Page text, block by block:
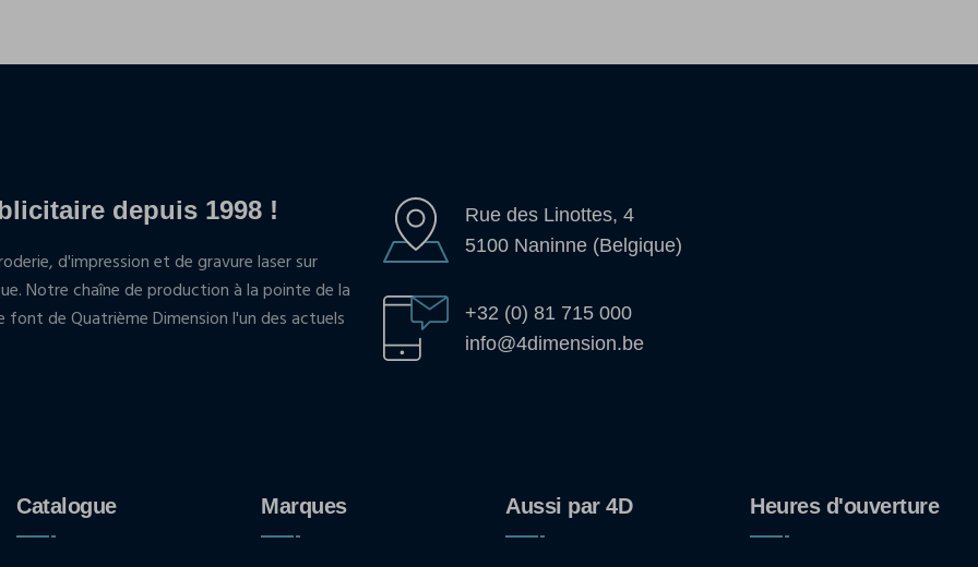
depuis 1998 !
d'impression et de gravure laser sur
Notre chaîne de production à la pointe de la
de Quatrième Dimension l'un des actuels
Rue des Linottes, 4
5100 Naninne (Belgique)
+32 (0) 81 715 000
info@4dimension.be
Catalogue Marques Aussi par 4D Heures d'ouverture